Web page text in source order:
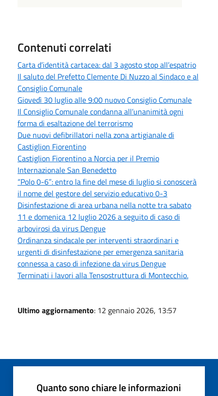
Contenuti correlati
Carta d’identità cartacea: dal 3 agosto stop all’espatrio
Il saluto del Prefetto Clemente Di Nuzzo al Sindaco e al
Consiglio Comunale
Giovedì 30 luglio alle 9:00 nuovo Consiglio Comunale
Il Consiglio Comunale condanna all’unanimità ogni
forma di esaltazione del terrorismo
Due nuovi defibrillatori nella zona artigianale di
Castiglion Fiorentino
Castiglion Fiorentino a Norcia per il Premio
Internazionale San Benedetto
“Polo 0-6”: entro la fine del mese di luglio si conoscerà
il nome del gestore del servizio educativo 0-3
Disinfestazione di area urbana nella notte tra sabato
11 e domenica 12 luglio 2026 a seguito di caso di
arbovirosi da virus Dengue
Ordinanza sindacale per interventi straordinari e
urgenti di disinfestazione per emergenza sanitaria
connessa a caso di infezione da virus Dengue
Terminati i lavori alla Tensostruttura di Montecchio.
Ultimo aggiornamento: 12 gennaio 2026, 13:57
Quanto sono chiare le informazioni